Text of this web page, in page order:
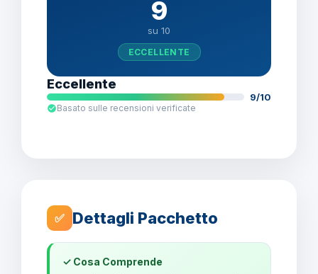
9
su 10
ECCELLENTE
Eccellente
9/10
Basato sulle recensioni verificate
✅ Dettagli Pacchetto
✓ Cosa Comprende